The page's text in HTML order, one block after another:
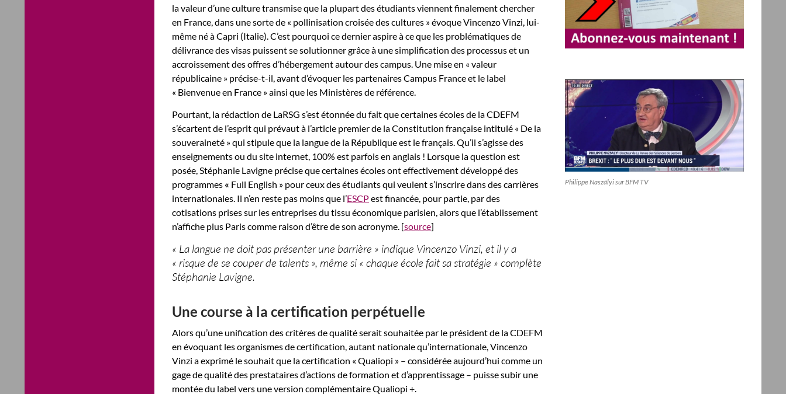
la valeur d’une culture transmise que la plupart des étudiants viennent finalement chercher
en France, dans une sorte de « pollinisation croisée des cultures » évoque Vincenzo Vinzi, lui-
même né à Capri (Italie). C’est pourquoi ce dernier aspire à ce que les problématiques de
délivrance des visas puissent se solutionner grâce à une simplification des processus et un
accroissement des offres d’hébergement autour des campus. Une mise en « valeur
républicaine » précise-t-il, avant d’évoquer les partenaires Campus France et le label
« Bienvenue en France » ainsi que les Ministères de référence.
Pourtant, la rédaction de LaRSG s’est étonnée du fait que certaines écoles de la CDEFM
s’écartent de l’esprit qui prévaut à l’article premier de la Constitution française intitulé « De la
souveraineté » qui stipule que la langue de la République est le français. Qu’il s’agisse des
enseignements ou du site internet, 100% est parfois en anglais ! Lorsque la question est
posée, Stéphanie Lavigne précise que certaines écoles ont effectivement développé des
programmes « Full English » pour ceux des étudiants qui veulent s’inscrire dans des carrières
internationales. Il n’en reste pas moins que l’ESCPest financée, pour partie, par des
cotisations prises sur les entreprises du tissu économique parisien, alors que l’établissement
n’affiche plus Paris comme raison d’être de son acronyme. [source]
« La langue ne doit pas présenter une barrière » indique Vincenzo Vinzi, et il y a
« risque de se couper de talents », même si « chaque école fait sa stratégie » complète
Stéphanie Lavigne.
Une course à la certification perpétuelle
Alors qu’une unification des critères de qualité serait souhaitée par le président de la CDEFM
en évoquant les organismes de certification, autant nationale qu’internationale, Vincenzo
Vinzi a exprimé le souhait que la certification « Qualiopi » – considérée aujourd’hui comme un
gage de qualité des prestataires d’actions de formation et d’apprentissage – puisse subir une
montée du label vers une version complémentaire Qualiopi +.
Philippe Naszályi sur BFM TV